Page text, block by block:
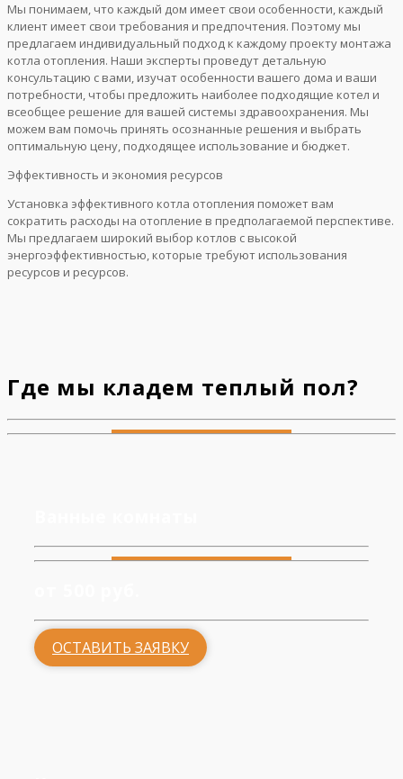
Мы понимаем, что каждый дом имеет свои особенности, каждый
клиент имеет свои требования и предпочтения. Поэтому мы
предлагаем индивидуальный подход к каждому проекту монтажа
котла отопления. Наши эксперты проведут детальную
консультацию с вами, изучат особенности вашего дома и ваши
потребности, чтобы предложить наиболее подходящие котел и
всеобщее решение для вашей системы здравоохранения. Мы
можем вам помочь принять осознанные решения и выбрать
оптимальную цену, подходящее использование и бюджет.
Эффективность и экономия ресурсов
Установка эффективного котла отопления поможет вам
сократить расходы на отопление в предполагаемой перспективе.
Мы предлагаем широкий выбор котлов с высокой
энергоэффективностью, которые требуют использования
ресурсов и ресурсов.
Где мы кладем теплый пол?
ОСТАВИТЬ ЗАЯВКУ